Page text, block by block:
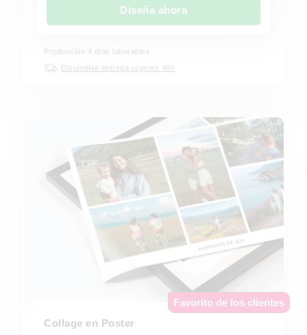
Diseña ahora
Producción 4 días laborables
Disponible entrega urgente 48h
Favorito de los clientes
Collage en Poster